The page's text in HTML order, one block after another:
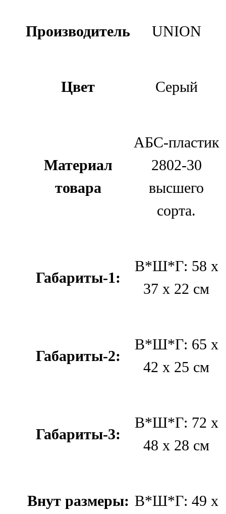
Производитель UNION
Цвет Серый
Материал
товара
АБС-пластик
2802-30
высшего
сорта.
Габариты-1:
В*Ш*Г: 58 х
37 х 22 см
Габариты-2:
В*Ш*Г: 65 х
42 х 25 см
Габариты-3:
В*Ш*Г: 72 х
48 х 28 см
Внут размеры: В*Ш*Г: 49 х